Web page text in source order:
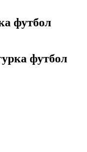
футбол
футбол